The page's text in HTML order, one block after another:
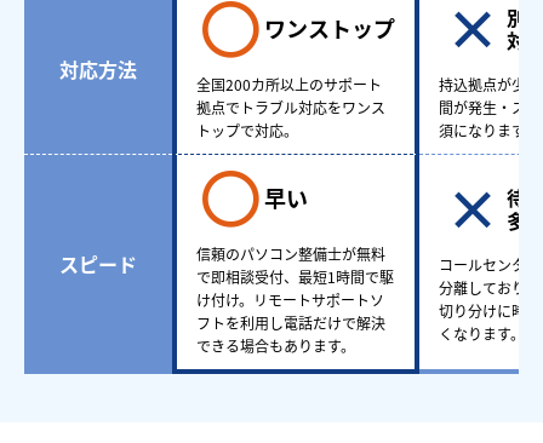
対応方法
ワンストップ
全国200カ所以上のサポート
拠点でトラブル対応をワンス
トップで対応。
別
対
持込拠点が少
間が発生・ス
須になります。
スピード
早い
信頼のパソコン整備士が無料
で即相談受付、最短1時間で駆
け付け。リモートサポートソ
フトを利用し電話だけで解決
できる場合もあります。
待
多
コールセンタ
分離しており
切り分けに時
くなります。